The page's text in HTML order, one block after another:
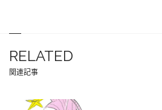
RELATED
関連記事